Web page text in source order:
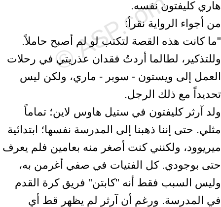
هاري كليفتون نفسه.
من أجواء الرواية نقرأ:
"ما كانت هذه القصة لتكتب لو لم أصبح حاملاً.
وللتذكير، لطالما أردتُ فقدان عذريتي في رحلات
العمل إلى ويستون - سوبر - ماري، ولكن ليس
تحديداً مع ذلك الرجل.
ولد آرثر كليفتون في ستيل هاوس لاين؛ تماماً
مثلي. حتى إننا ذهبنا إلى المدرسة نفسها؛ ابتدائية
ميريوود، ولكنني كنت أصغر منه بعامين فلم يعرف
حتى بوجودي. كل الفتيات في صفي أغرمن به،
وليس السبب فقط أنه "كابتن" فريق كرة القدم
في المدرسة. ورغم أن آرثر لم يظهر قط أي